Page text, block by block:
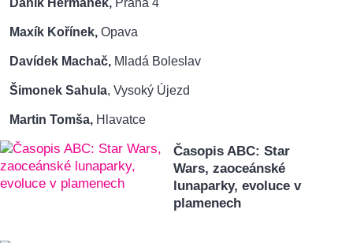
Daník Heřmánek, Praha 4
Maxík Kořínek, Opava
Davídek Machač, Mladá Boleslav
Šimonek Sahula, Vysoký Újezd
Martin Tomša, Hlavatce
Časopis ABC: Star
Wars, zaoceánské
lunaparky, evoluce v
plamenech